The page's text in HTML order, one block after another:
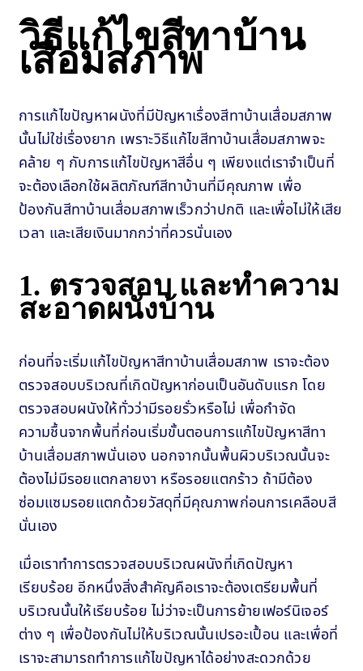
วิธีแก้ไขสีทาบ้าน
เสื่อมสภาพ
การแก้ไขปัญหาผนังที่มีปัญหาเรื่องสีทาบ้านเสื่อมสภาพ
นั้นไม่ใช่เรื่องยาก เพราะวิธีแก้ไขสีทาบ้านเสื่อมสภาพจะ
คล้าย ๆ กับการแก้ไขปัญหาสีอื่น ๆ เพียงแต่เราจำเป็นที่
จะต้องเลือกใช้ผลิตภัณฑ์สีทาบ้านที่มีคุณภาพ เพื่อ
ป้องกันสีทาบ้านเสื่อมสภาพเร็วกว่าปกติ และเพื่อไม่ให้เสีย
เวลา และเสียเงินมากกว่าที่ควรนั่นเอง
1. ตรวจสอบ และทำความ
สะอาดผนังบ้าน
ก่อนที่จะเริ่มแก้ไขปัญหาสีทาบ้านเสื่อมสภาพ เราจะต้อง
ตรวจสอบบริเวณที่เกิดปัญหาก่อนเป็นอันดับแรก โดย
ตรวจสอบผนังให้ทั่วว่ามีรอยรั่วหรือไม่ เพื่อกำจัด
ความชื้นจากพื้นที่ก่อนเริ่มขั้นตอนการแก้ไขปัญหาสีทา
บ้านเสื่อมสภาพนั่นเอง นอกจากนั้นพื้นผิวบริเวณนั้นจะ
ต้องไม่มีรอยแตกลายงา หรือรอยแตกร้าว ถ้ามีต้อง
ซ่อมแซมรอยแตกด้วยวัสดุที่มีคุณภาพก่อนการเคลือบสี
นั่นเอง
เมื่อเราทำการตรวจสอบบริเวณผนังที่เกิดปัญหา
เรียบร้อย อีกหนึ่งสิ่งสำคัญคือเราจะต้องเตรียมพื้นที่
บริเวณนั้นให้เรียบร้อย ไม่ว่าจะเป็นการย้ายเฟอร์นิเจอร์
ต่าง ๆ เพื่อป้องกันไม่ให้บริเวณนั้นเปรอะเปื้อน และเพื่อที่
เราจะสามารถทำการแก้ไขปัญหาได้อย่างสะดวกด้วย